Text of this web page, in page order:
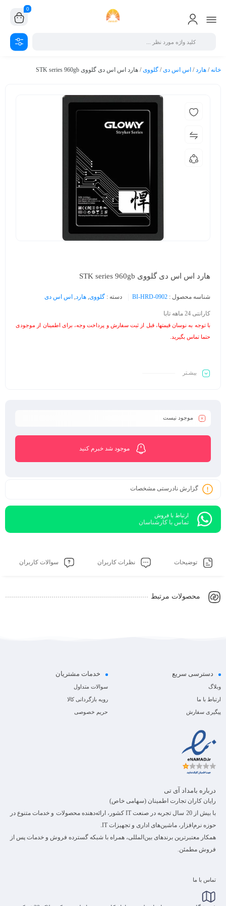
0
خانه/ هارد/ اس اس دی/ گلووی/ هارد اس اس دی گلووی STK series 960gb
هارد اس اس دی گلووی STK series 960gb
شناسه محصول : BI-HRD-0902 دسته : گلووی, هارد, اس اس دی
کارانتی 24 ماهه تابا
با توجه به نوسان قیمتها، قبل از ثبت سفارش و پرداخت وجه، برای اطمینان از موجودی
حتما تماس بگیرید.
بیشـتر
موجود نیست
موجود شد خبرم کنید
گزارش نادرستی مشخصات
ارتباط با فروش
تماس با کارشناسان
توضیحات نظرات کاربران سوالات کاربران
محصولات مرتبط
دسترسی سریع
وبلاگ
ارتباط با ما
پیگیری سفارش
خدمات مشتریان
سوالات متداول
رویه بازگردانی کالا
حریم خصوصی
درباره بامداد آی تی
رایان کاران تجارت اطمینان (سهامی خاص)
با بیش از 20 سال تجربه در صنعت IT کشور، ارائه‌دهنده محصولات و خدمات متنوع در
حوزه نرم‌افزار، ماشین‌های اداری و تجهیزات IT.
همکار معتبرترین برندهای بین‌المللی، همراه با شبکه گسترده فروش و خدمات پس از
فروش مطمئن.
تماس با ما